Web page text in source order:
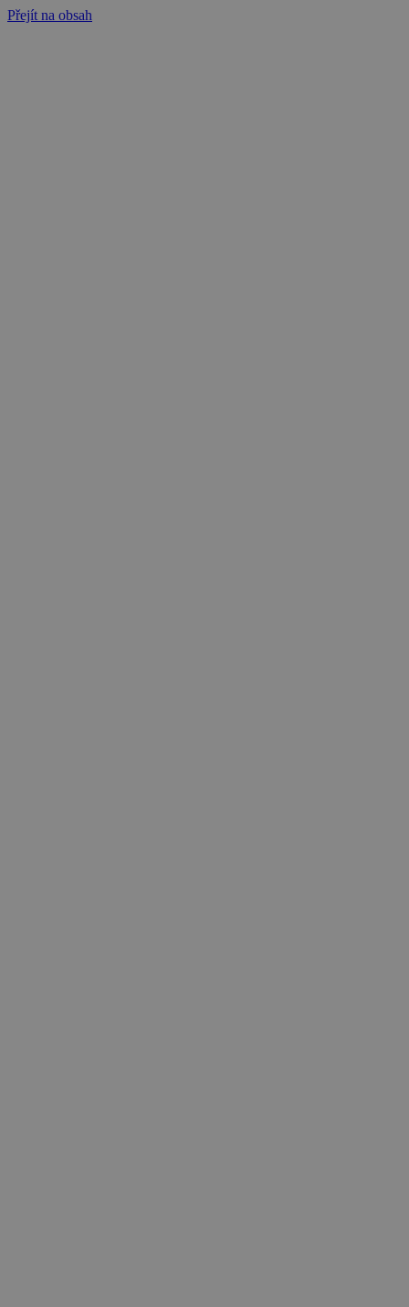
Přejít na obsah